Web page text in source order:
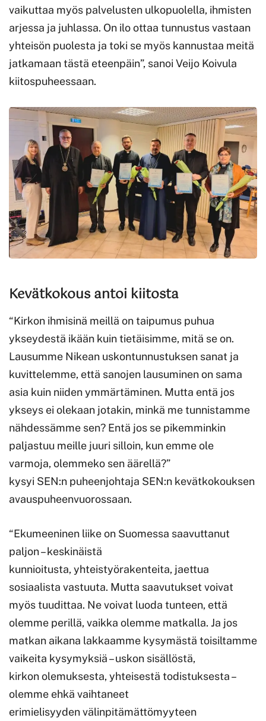
vaikuttaa myös palvelusten ulkopuolella, ihmisten
arjessa ja juhlassa. On ilo ottaa tunnustus vastaan
yhteisön puolesta ja toki se myös kannustaa meitä
jatkamaan tästä eteenpäin”, sanoi Veijo Koivula
kiitospuheessaan.
Kevätkokous antoi kiitosta
“Kirkon ihmisinä meillä on taipumus puhua
ykseydestä ikään kuin tietäisimme, mitä se on.
Lausumme Nikean uskontunnustuksen sanat ja
kuvittelemme, että sanojen lausuminen on sama
asia kuin niiden ymmärtäminen. Mutta entä jos
ykseys ei olekaan jotakin, minkä me tunnistamme
nähdessämme sen? Entä jos se pikemminkin
paljastuu meille juuri silloin, kun emme ole
varmoja, olemmeko sen äärellä?”
kysyi SEN:n puheenjohtaja SEN:n kevätkokouksen
avauspuheenvuorossaan.
“Ekumeeninen liike on Suomessa saavuttanut
paljon – keskinäistä
kunnioitusta, yhteistyörakenteita, jaettua
sosiaalista vastuuta. Mutta saavutukset voivat
myös tuudittaa. Ne voivat luoda tunteen, että
olemme perillä, vaikka olemme matkalla. Ja jos
matkan aikana lakkaamme kysymästä toisiltamme
vaikeita kysymyksiä – uskon sisällöstä,
kirkon olemuksesta, yhteisestä todistuksesta –
olemme ehkä vaihtaneet
erimielisyyden välinpitämättömyyteen